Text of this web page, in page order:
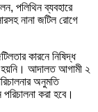
পলিথিন ব্যবহারে
নানা জটিল রোগে
কারনে নিষিদ্ধ
হয়নি। আদালত আগামী ২
অনুমতি
করা হবে।